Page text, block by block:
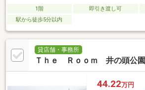
1階 即引き渡し可
駅から徒歩5分以内
貸店舗・事務所
Ｔｈｅ Ｒｏｏｍ 井の頭公園
44.22万円